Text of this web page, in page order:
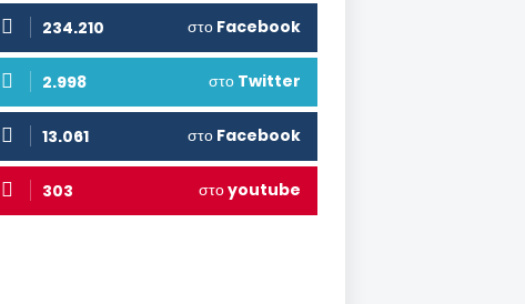
234.210 στο Facebook
2.998 στο Twitter
13.061 στο Facebook
303 στοyoutube